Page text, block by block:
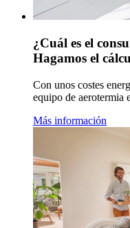
¿Cuál es el
Hagamos el
Con unos costes
equipo de aerotermia
Más información